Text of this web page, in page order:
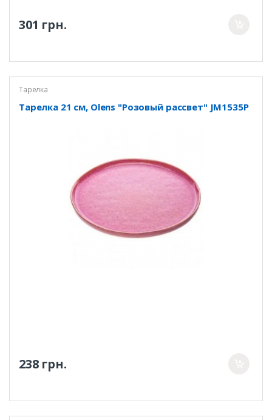
301 грн.
Тарелка
Тарелка 21 см, Olens "Розовый рассвет" JM1535P
238 грн.